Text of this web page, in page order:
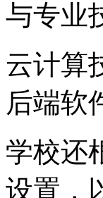
与专业
云计算
后端软
学校还
设置，